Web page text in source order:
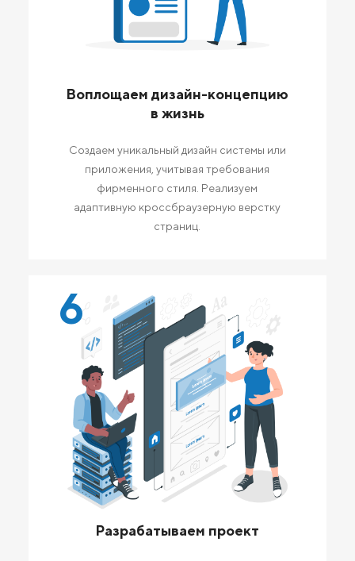
Воплощаем дизайн-концепцию
в жизнь
Создаем уникальный дизайн системы или
приложения, учитывая требования
фирменного стиля. Реализуем
адаптивную кроссбраузерную верстку
страниц.
6
Разрабатываем проект